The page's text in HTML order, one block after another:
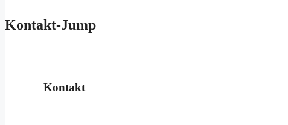
Kontakt-Jump
Kontakt